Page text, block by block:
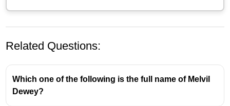
Related Questions:
Which one of the following is the full name of Melvil
Dewey?